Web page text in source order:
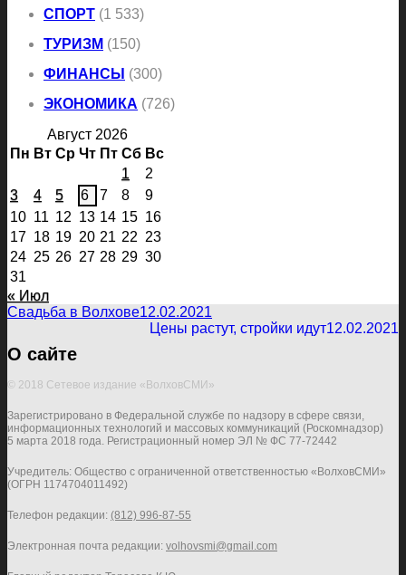
СПОРТ (1 533)
ТУРИЗМ (150)
ФИНАНСЫ (300)
ЭКОНОМИКА (726)
Август 2026
Пн Вт Ср Чт Пт Сб Вс
1
2
3
4 5 6 7 8
9
10 11 12 13 14 15 16
17 18 19 20 21 22 23
24 25 26 27 28 29 30
31
« Июл
Свадьба в Волхове12.02.2021
Цены растут, стройки идут12.02.2021
О сайте
© 2018 Сетевое издание «ВолховСМИ»
Зарегистрировано в Федеральной службе по надзору в сфере связи,
информационных технологий и массовых коммуникаций (Роскомнадзор)
5 марта 2018 года. Регистрационный номер ЭЛ № ФС 77-72442
Учредитель: Общество с ограниченной ответственностью «ВолховСМИ»
(ОГРН 1174704011492)
Телефон редакции: (812) 996-87-55
Электронная почта редакции: volhovsmi@gmail.com